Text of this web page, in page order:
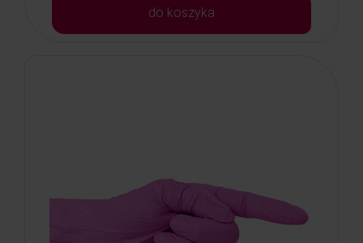
do koszyka